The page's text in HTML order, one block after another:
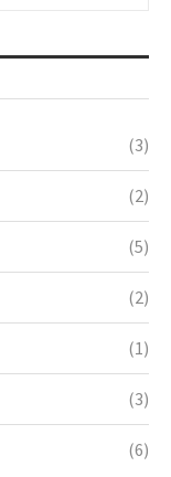
(3)
(2)
(5)
(2)
(1)
(3)
(6)